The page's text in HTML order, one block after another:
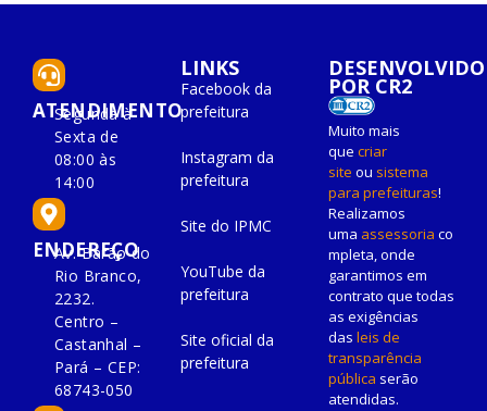
ATENDIMENTO
Segunda à
Sexta de
08:00 às
14:00
ENDEREÇO
Av. Barão do
Rio Branco,
2232.
Centro –
Castanhal –
Pará – CEP:
68743-050
LINKS
Facebook da
prefeitura
Instagram da
prefeitura
Site do IPMC
YouTube da
prefeitura
Site oficial da
prefeitura
DESENVOLVIDO
POR CR2
Muito mais
que criar
site ou sistema
para prefeituras!
Realizamos
uma assessoria co
mpleta, onde
garantimos em
contrato que todas
as exigências
das leis de
transparência
pública serão
atendidas.